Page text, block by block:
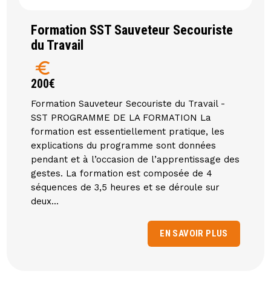
Formation SST Sauveteur Secouriste
du Travail
euro
200€
Formation Sauveteur Secouriste du Travail -
SST PROGRAMME DE LA FORMATION La
formation est essentiellement pratique, les
explications du programme sont données
pendant et à l’occasion de l’apprentissage des
gestes. La formation est composée de 4
séquences de 3,5 heures et se déroule sur
deux...
EN SAVOIR PLUS